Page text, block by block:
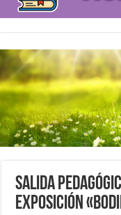
Salida
Exposición